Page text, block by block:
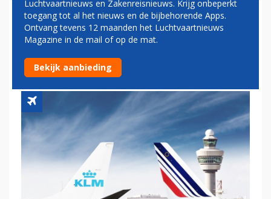
AIR FRANCE-KLM OPENT
NIEUWE LOUNGE OP
LUCHTHAVEN BANGKOK
Luchtvaartnieuws en Zakenreisnieuws. Krijg onbeperkt
toegang tot al het nieuws en de bijbehorende Apps.
Ontvang tevens 12 maanden het Luchtvaartnieuws
Magazine in de mail of op de mat.
Bekijk aanbieding